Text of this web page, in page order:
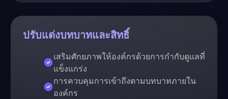
ปรับแต่งบทบาทและสิทธิ์
เสริมศักยภาพให้องค์กรด้วยการกำกับดูแลที่
แข็งแกร่ง
การควบคุมการเข้าถึงตามบทบาทภายใน
องค์กร